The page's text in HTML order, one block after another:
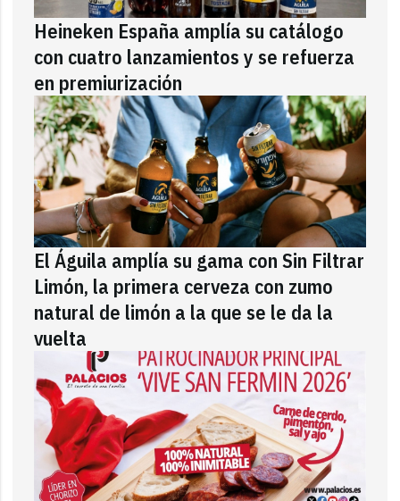
Heineken España amplía su catálogo
con cuatro lanzamientos y se refuerza
en premiurización
El Águila amplía su gama con Sin Filtrar
Limón, la primera cerveza con zumo
natural de limón a la que se le da la
vuelta